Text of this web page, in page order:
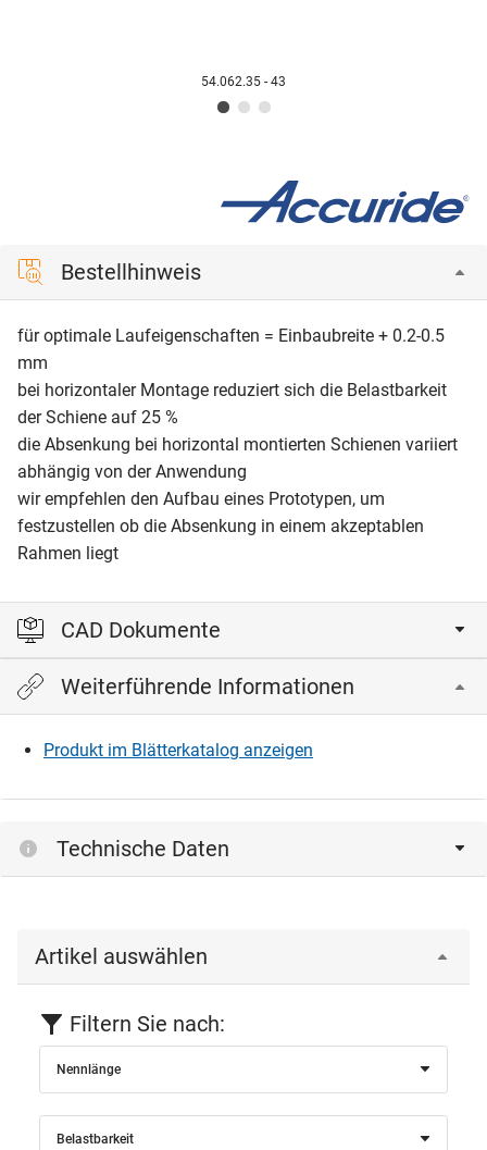
54.062.35 - 43
Bestellhinweis
für optimale Laufeigenschaften = Einbaubreite + 0.2-0.5
mm
bei horizontaler Montage reduziert sich die Belastbarkeit
der Schiene auf 25 %
die Absenkung bei horizontal montierten Schienen variiert
abhängig von der Anwendung
wir empfehlen den Aufbau eines Prototypen, um
festzustellen ob die Absenkung in einem akzeptablen
Rahmen liegt
CAD Dokumente
Bitte einloggen, um die CAD‑Dateien anzeigen und
herunterladen zu können.
Einloggen
Weiterführende Informationen
Produkt im Blätterkatalog anzeigen
Technische Daten
Artikel auswählen
Filtern Sie nach:
Nennlänge
Belastbarkeit